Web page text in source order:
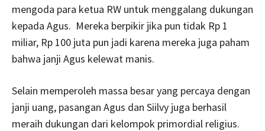
mengoda para ketua RW untuk menggalang dukungan
kepada Agus. Mereka berpikir jika pun tidak Rp 1
miliar, Rp 100 juta pun jadi karena mereka juga paham
bahwa janji Agus kelewat manis.
Selain memperoleh massa besar yang percaya dengan
janji uang, pasangan Agus dan Siilvy juga berhasil
meraih dukungan dari kelompok primordial religius.